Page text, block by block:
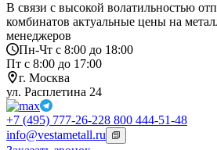
В связи с высокой волатильностью
комбинатов актуальные цены на
менеджеров
Пн-Чт с 8:00 до 18:00
Пт с 8:00 до 17:00
г. Москва
ул. Расплетина 24
+7 (495) 777-26-228 800 444-51-48
info@vestametall.ru